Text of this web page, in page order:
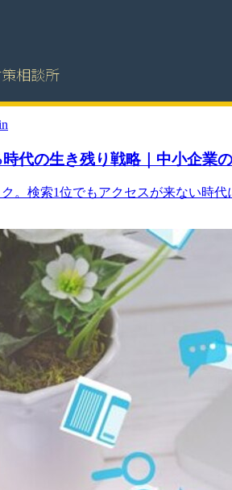
代の生き残り戦略｜中小企業
。検索1位でもアクセスが来ない時